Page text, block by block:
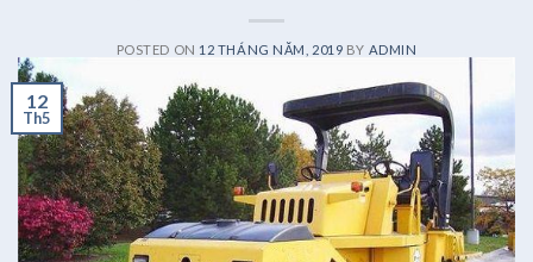
POSTED ON 12 THÁNG NĂM, 2019 BY ADMIN
12
Th5